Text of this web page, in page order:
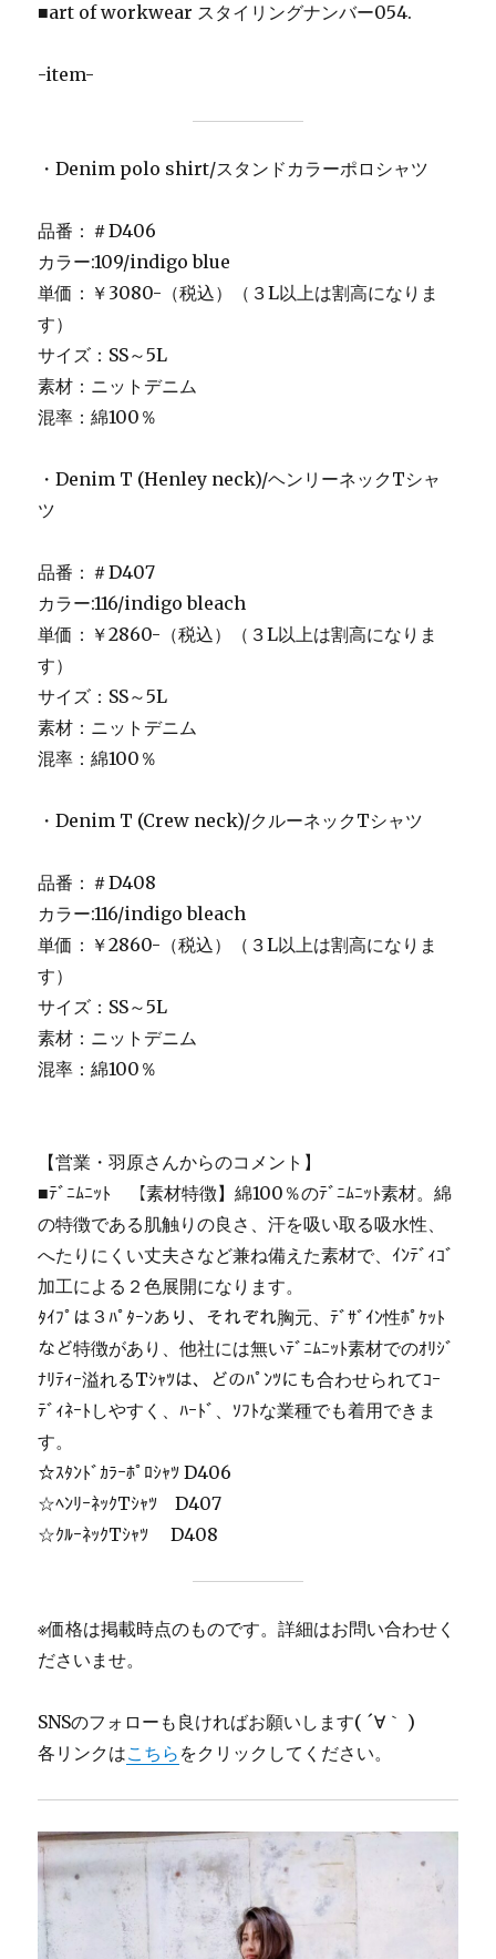
■art of workwear スタイリングナンバー054.
-item-
・Denim polo shirt/スタンドカラーポロシャツ
品番：＃D406
カラー:109/indigo blue
単価：￥3080-（税込）（３L以上は割高になりま
す）
サイズ：SS～5L
素材：ニットデニム
混率：綿100％
・Denim T (Henley neck)/ヘンリーネックTシャ
ツ
品番：＃D407
カラー:116/indigo bleach
単価：￥2860-（税込）（３L以上は割高になりま
す）
サイズ：SS～5L
素材：ニットデニム
混率：綿100％
・Denim T (Crew neck)/クルーネックTシャツ
品番：＃D408
カラー:116/indigo bleach
単価：￥2860-（税込）（３L以上は割高になりま
す）
サイズ：SS～5L
素材：ニットデニム
混率：綿100％
【営業・羽原さんからのコメント】
■ﾃﾞﾆﾑﾆｯﾄ 【素材特徴】綿100％のﾃﾞﾆﾑﾆｯﾄ素材。綿
の特徴である肌触りの良さ、汗を吸い取る吸水性、
へたりにくい丈夫さなど兼ね備えた素材で、ｲﾝﾃﾞｨｺﾞ
加工による２色展開になります。
ﾀｲﾌﾟは３ﾊﾟﾀｰﾝあり、それぞれ胸元、ﾃﾞｻﾞｲﾝ性ﾎﾟｹｯﾄ
など特徴があり、他社には無いﾃﾞﾆﾑﾆｯﾄ素材でのｵﾘｼﾞ
ﾅﾘﾃｨｰ溢れるTｼｬﾂは、どのﾊﾟﾝﾂにも合わせられてｺｰ
ﾃﾞｨﾈｰﾄしやすく、ﾊｰﾄﾞ、ｿﾌﾄな業種でも着用できま
す。
☆ｽﾀﾝﾄﾞｶﾗｰﾎﾟﾛｼｬﾂ D406
☆ﾍﾝﾘｰﾈｯｸTｼｬﾂ D407
☆ｸﾙｰﾈｯｸTｼｬﾂ D408
※価格は掲載時点のものです。詳細はお問い合わせく
ださいませ。
SNSのフォローも良ければお願いします( ´∀｀ )
各リンクはこちら をクリックしてください。